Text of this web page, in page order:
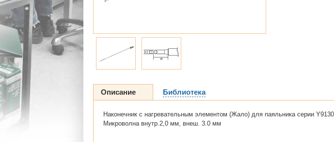
Описание Библиотека
Наконечник с нагревательным элементом (Жало) для паяльника серии Y9130
Микроволна внутр.2,0 мм, внеш. 3.0 мм